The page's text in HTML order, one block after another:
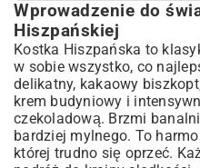
Wprowadzenie do świata
Hiszpańskiej
Skąd pochodzi Kostka
historia i charakterystyka
Niezbędne Składniki na
Hiszpańską
Krok po Kroku: Jak
Kostka Hiszpańska
Wariacje i Urozmaicenia
Wprowadzenie do
Hiszpańskiej
Kostka Hiszpańska to
w sobie wszystko, co
delikatny, kakaowy
krem budyniowy i
czekoladową. Brzmi
bardziej mylnego. To
której trudno się oprzeć.